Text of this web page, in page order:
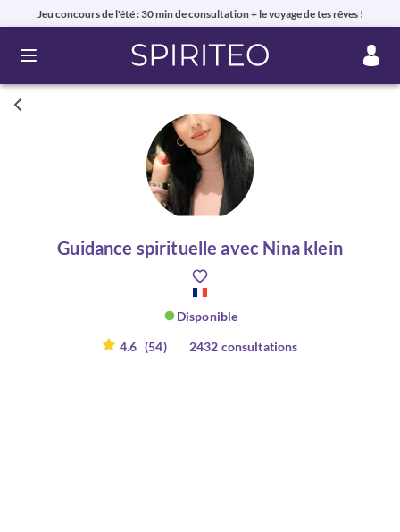
Jeu concours de l'été : 30 min de consultation + le voyage de tes rêves !
Ouvrir le menu
Guidance spirituelle avec Nina klein
Disponible
4.6 (54) 2432 consultations